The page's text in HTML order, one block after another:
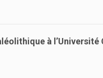
à l’Université